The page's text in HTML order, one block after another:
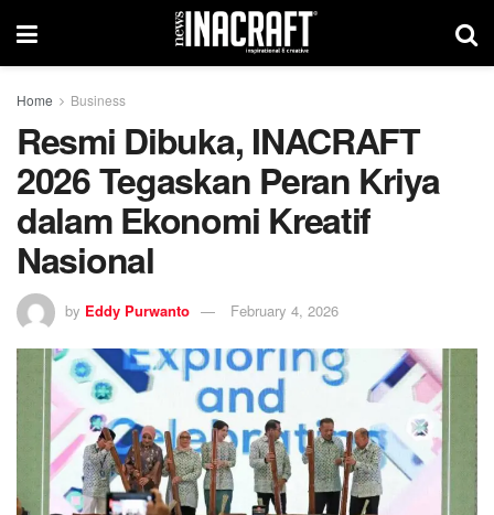
Home Business
Resmi Dibuka, INACRAFT
2026 Tegaskan Peran Kriya
dalam Ekonomi Kreatif
Nasional
by Eddy Purwanto February 4, 2026